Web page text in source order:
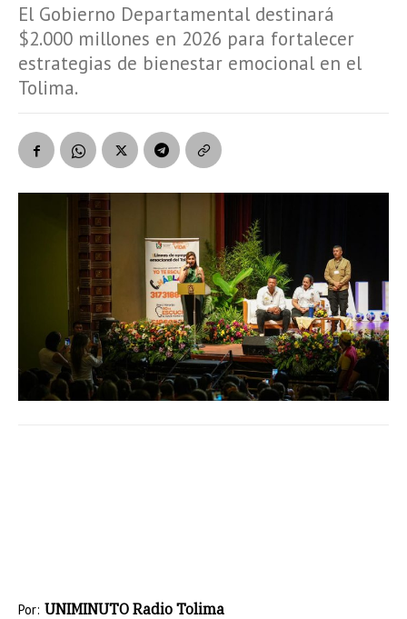
El Gobierno Departamental destinará
$2.000 millones en 2026 para fortalecer
estrategias de bienestar emocional en el
Tolima.
Por: UNIMINUTO Radio Tolima